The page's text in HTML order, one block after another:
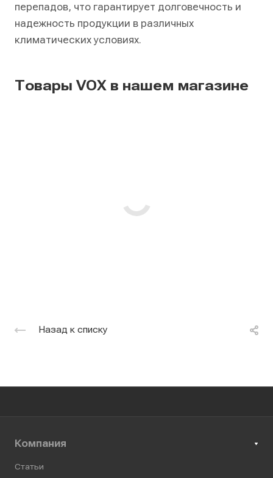
перепадов, что гарантирует долговечность и
надежность продукции в различных
климатических условиях.
Товары VOX в нашем магазине
Назад к списку
Компания
Статьи